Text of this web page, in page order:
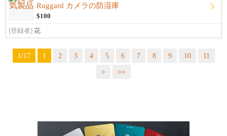
Ruggard カメラの防湿庫
$100
[登録者] 花
1/17 1 2 3 4 5 6 7 8 9 10
11
>
>>